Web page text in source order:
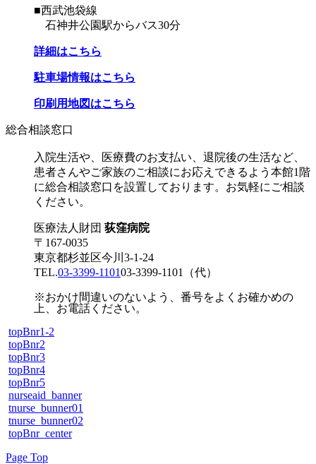
■西武池袋線
石神井公園駅からバス30分
詳細はこちら
駐車場情報はこちら
印刷用地図はこちら
総合相談窓口
入院生活や、医療費のお支払い、退院後の生活など、
患者さんやご家族のご相談にお応えできるよう本館1階
に総合相談窓口を設置しております。お気軽にご相談
ください。
医療法人財団 荻窪病院
〒167-0035
東京都杉並区今川3-1-24
TEL.03-3399-110103-3399-1101 （代）
※おかけ間違いのないよう、番号をよくお確かめの
上、お電話ください。
topBnr1-2
topBnr2
topBnr3
topBnr4
topBnr5
nurseaid_banner
tnurse_bunner01
tnurse_bunner02
topBnr_center
Page Top